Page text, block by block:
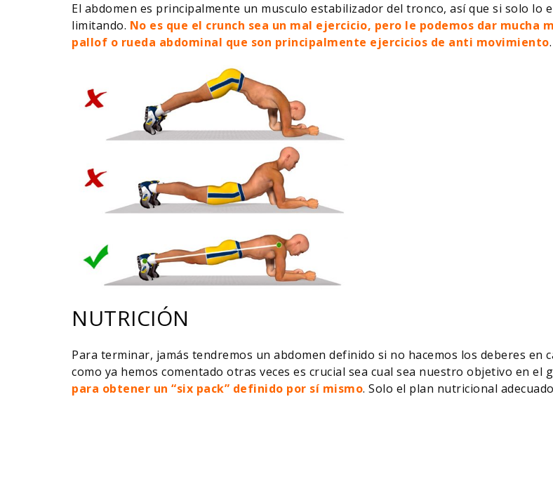
El abdomen es principalmente un musculo estabilizador del tronco, así que si solo lo
limitando. No es que el crunch sea un mal ejercicio, pero le podemos dar mucha
pallof o rueda abdominal que son principalmente ejercicios de anti movimiento
NUTRICIÓN
Para terminar, jamás tendremos un abdomen definido si no hacemos los deberes
como ya hemos comentado otras veces es crucial sea cual sea nuestro objetivo en el
para obtener un “six pack” definido por sí mismo. Solo el plan nutricional